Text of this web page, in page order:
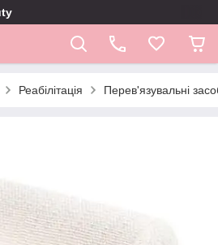
Реабілітація Перев'язувальні